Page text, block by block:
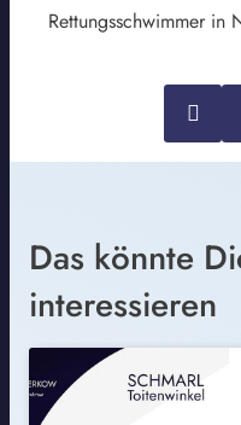
Rettungsschwimmer in
Das könnte
interessieren